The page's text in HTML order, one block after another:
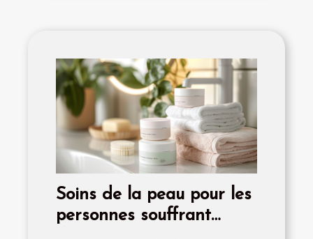
Soins de la peau pour les
personnes souffrant